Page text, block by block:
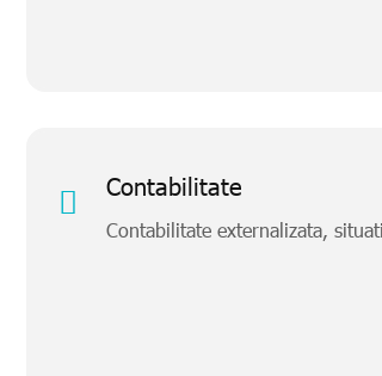
Contabilitate
Contabilitate externalizata,